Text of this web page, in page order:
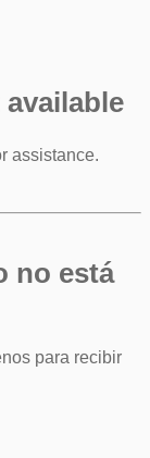
assistance.
no está
para recibir